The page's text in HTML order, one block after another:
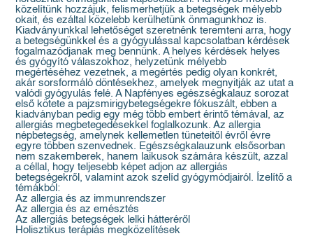
közelítünk hozzájuk, felismerhetjük a betegségek mélyebb
okait, és ezáltal közelebb kerülhetünk önmagunkhoz is.
Kiadványunkkal lehetőséget szeretnénk teremteni arra, hogy
a betegségünkkel és a gyógyulással kapcsolatban kérdések
fogalmazódjanak meg bennünk. A helyes kérdések helyes
és gyógyító válaszokhoz, helyzetünk mélyebb
megértéséhez vezetnek, a megértés pedig olyan konkrét,
akár sorsformáló döntésekhez, amelyek megnyitják az utat a
valódi gyógyulás felé. A Napfényes egészségkalauz sorozat
első kötete a pajzsmirigybetegségekre fókuszált, ebben a
kiadványban pedig egy még több embert érintő témával, az
allergiás megbetegedésekkel foglalkozunk. Az allergia
népbetegség, amelynek kellemetlen tüneteitől évről évre
egyre többen szenvednek. Egészségkalauzunk elsősorban
nem szakemberek, hanem laikusok számára készült, azzal
a céllal, hogy teljesebb képet adjon az allergiás
betegségekről, valamint azok szelíd gyógymódjairól. Ízelítő a
témákból:
Az allergia és az immunrendszer
Az allergia és az emésztés
Az allergiás betegségek lelki hátteréről
Holisztikus terápiás megközelítések